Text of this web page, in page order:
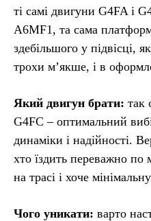
ті самі двигуни G4FA і
A6MF1, та сама
здебільшого у підвісці,
трохи м’якше, і в
Який двигун брати: так
G4FC – оптимальний
динаміки і надійності.
хто їздить переважно по
на трасі і хоче
Чого уникати: варто